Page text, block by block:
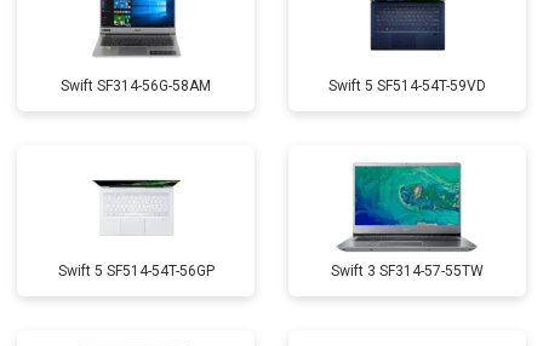
Swift SF314-56G-58AM Swift 5 SF514-54T-59VD
Swift 5 SF514-54T-56GP Swift 3 SF314-57-55TW